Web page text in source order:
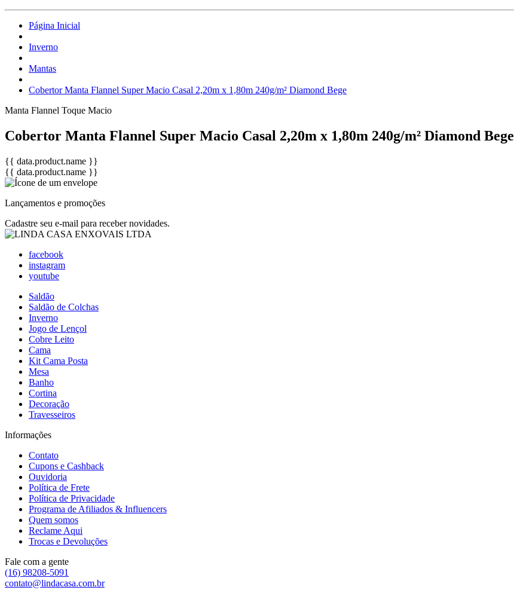
Página Inicial
Inverno
Mantas
Cobertor Manta Flannel Super Macio Casal 2,20m x 1,80m 240g/m² Diamond Bege
Manta Flannel Toque Macio
Cobertor Manta Flannel Super Macio Casal 2,20m x 1,80m 240g/m² Diamond Bege
{{ data.product.name }}
{{ data.product.name }}
Lançamentos e promoções
Cadastre seu e-mail para receber novidades.
facebook
instagram
youtube
Saldão
Saldão de Colchas
Inverno
Jogo de Lençol
Cobre Leito
Cama
Kit Cama Posta
Mesa
Banho
Cortina
Decoração
Travesseiros
Informações
Contato
Cupons e Cashback
Ouvidoria
Política de Frete
Política de Privacidade
Programa de Afiliados & Influencers
Quem somos
Reclame Aqui
Trocas e Devoluções
Fale com a gente
(16) 98208-5091
contato@lindacasa.com.br